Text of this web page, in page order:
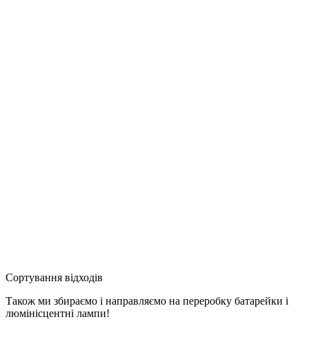
Сортування відходів
Також ми збираємо і направляємо на переробку батарейки і
люмінісцентні лампи!